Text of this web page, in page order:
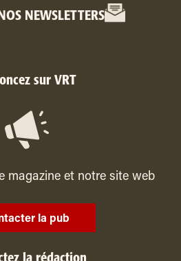
NEWSLETTERS
sur VRT
magazine et notre site web
la pub